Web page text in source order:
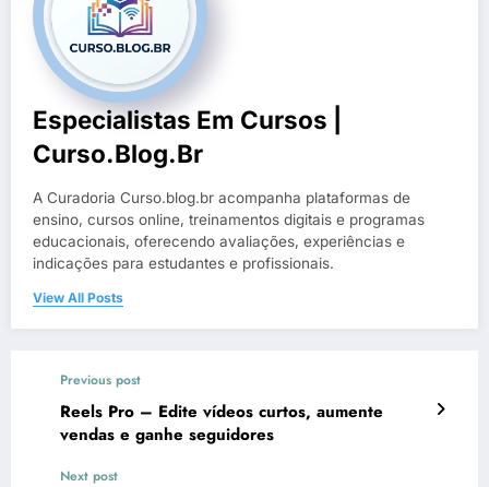
Especialistas Em Cursos |
Curso.blog.br
A Curadoria Curso.blog.br acompanha plataformas de
ensino, cursos online, treinamentos digitais e programas
educacionais, oferecendo avaliações, experiências e
indicações para estudantes e profissionais.
View All Posts
Previous post
Reels Pro – Edite vídeos curtos, aumente
vendas e ganhe seguidores
Next post